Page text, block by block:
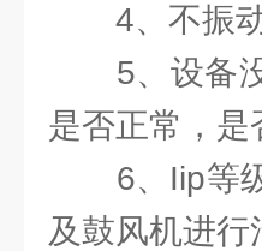
4、不振动
5、设备没
是否正常，是
6、Iip等级
及鼓风机进